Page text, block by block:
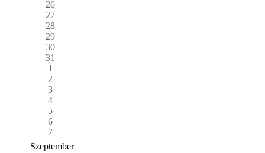
26
27
28
29
30
31
1
2
3
4
5
6
7
Szeptember